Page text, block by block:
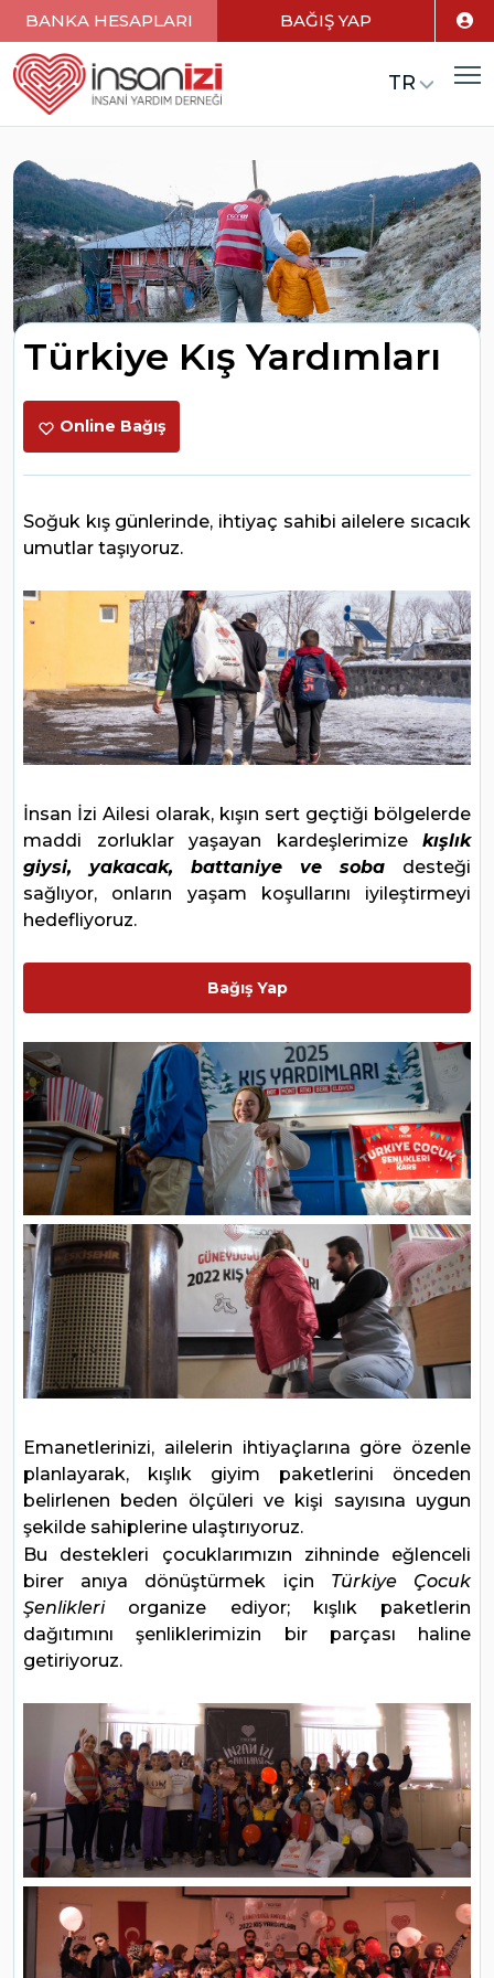
BANKA HESAPLARI BAĞIŞ YAP
TR
Türkiye Kış Yardımları
Online Bağış
Soğuk kış günlerinde, ihtiyaç sahibi ailelere sıcacık
umutlar taşıyoruz.
İnsan İzi Ailesi olarak, kışın sert geçtiği bölgelerde
maddi zorluklar yaşayan kardeşlerimize kışlık
giysi, yakacak, battaniye ve soba desteği
sağlıyor, onların yaşam koşullarını iyileştirmeyi
hedefliyoruz.
Bağış Yap
Emanetlerinizi, ailelerin ihtiyaçlarına göre özenle
planlayarak, kışlık giyim paketlerini önceden
belirlenen beden ölçüleri ve kişi sayısına uygun
şekilde sahiplerine ulaştırıyoruz.
Bu destekleri çocuklarımızın zihninde eğlenceli
birer anıya dönüştürmek için Türkiye Çocuk
Şenlikleriorganize ediyor; kışlık paketlerin
dağıtımını şenliklerimizin bir parçası haline
getiriyoruz.